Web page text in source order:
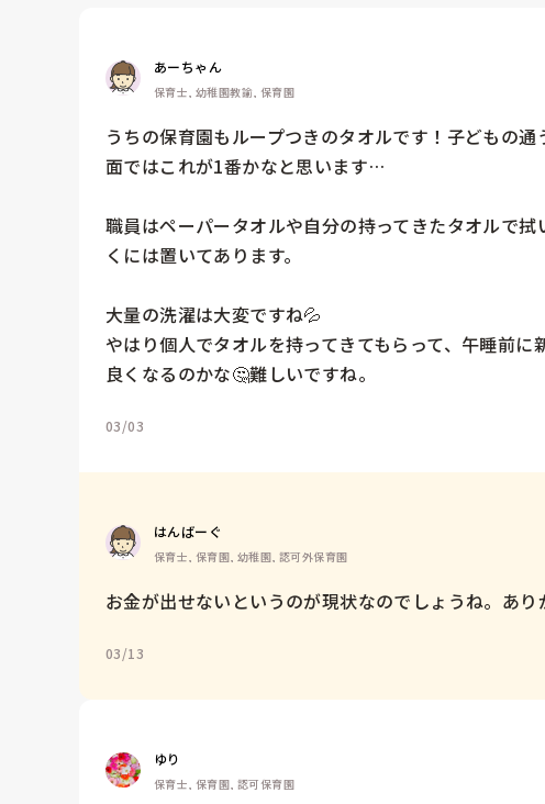
あーちゃん
保育士, 幼稚園教諭, 保育園
うちの保育園もループつきのタオルです！子どもの
面ではこれが1番かなと思います…
職員はペーパータオルや自分の持ってきたタオルで
くには置いてあります。
大量の洗濯は大変ですね💦
やはり個人でタオルを持ってきてもらって、午睡前
良くなるのかな🤔難しいですね。
03/03
はんばーぐ
保育士, 保育園, 幼稚園, 認可外保育園
お金が出せないというのが現状なのでしょうね。あり
03/13
ゆり
保育士, 保育園, 認可保育園